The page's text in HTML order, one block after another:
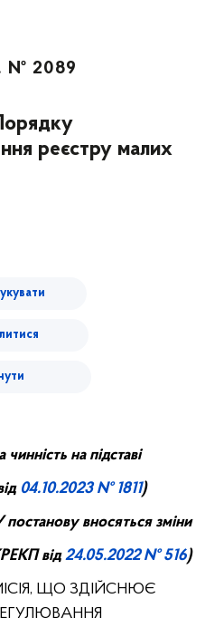
№ 2089
реєстру малих
на підставі
04.10.2023№ 1811)
постанову вносяться зміни
від24.05.2022№ 516)
ЩО ЗДІЙСНЮЄ